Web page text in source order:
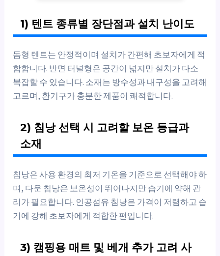
1) 텐트 종류별 장단점과 설치 난이도
돔형 텐트는 안정적이며 설치가 간편해 초보자에게 적
합합니다. 반면 터널형은 공간이 넓지만 설치가 다소
복잡할 수 있습니다. 소재는 방수성과 내구성을 고려해
고르며, 환기구가 충분한 제품이 쾌적합니다.
2) 침낭 선택 시 고려할 보온 등급과
소재
침낭은 사용 환경의 최저 기온을 기준으로 선택해야 하
며, 다운 침낭은 보온성이 뛰어나지만 습기에 약해 관
리가 필요합니다. 인공섬유 침낭은 가격이 저렴하고 습
기에 강해 초보자에게 적합한 편입니다.
3) 캠핑용 매트 및 베개 추가 고려 사